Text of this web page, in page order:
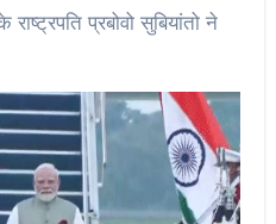
राष्ट्रपति प्रबोवो सुबियांतो ने